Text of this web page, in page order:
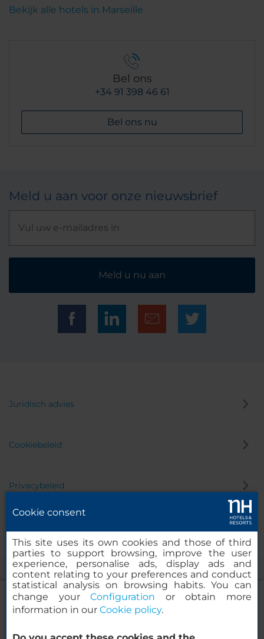
NH Collection Marseille
Bekijk alle hotels in Marseille
Bel ons
+34 91 398 46 61
Bel ons nu
Meld u aan voor onze nieuwsbrief
Meld u nu aan
Juridisch advies
Cookiebeleid
Privacybeleid
Cookie consent
This site uses its own cookies and those of third
parties to support browsing, improve the user
experience, personalise ads, display ads and
content relating to your preferences and conduct
statistical analysis on browsing habits. You can
change yourConfiguration or obtain more
information in our Cookie policy.